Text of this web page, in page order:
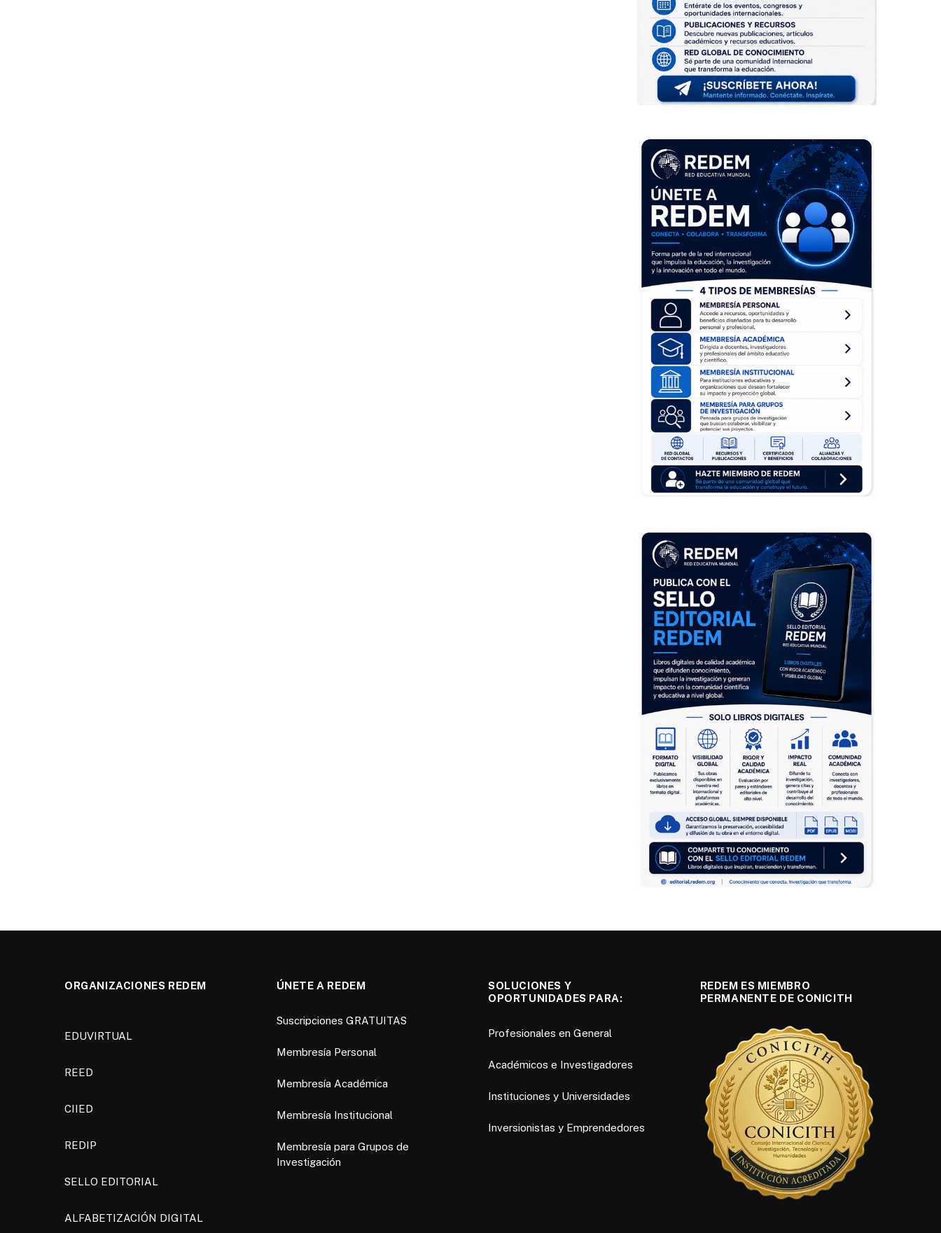
ORGANIZACIONES REDEM
EDUVIRTUAL
REED
CIIED
REDIP
SELLO EDITORIAL
ALFABETIZACIÓN DIGITAL
ÚNETE A REDEM
Suscripciones GRATUITAS
Membresía Personal
Membresía Académica
Membresía Institucional
Membresía para Grupos de
Investigación
SOLUCIONES Y
OPORTUNIDADES PARA:
Profesionales en General
Académicos e Investigadores
Instituciones y Universidades
Inversionistas y Emprendedores
REDEM ES MIEMBRO
PERMANENTE DE CONICITH